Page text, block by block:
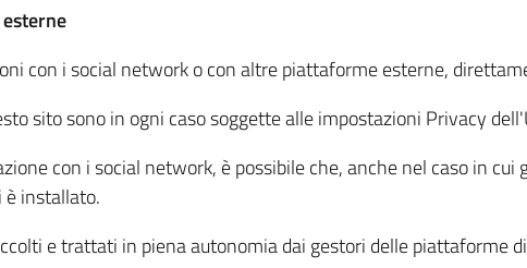
con i social network o con altre piattaforme esterne,
sito sono in ogni caso soggette alle impostazioni Privacy
con i social network, è possibile che, anche nel caso in
installato.
e trattati in piena autonomia dai gestori delle piattaforme